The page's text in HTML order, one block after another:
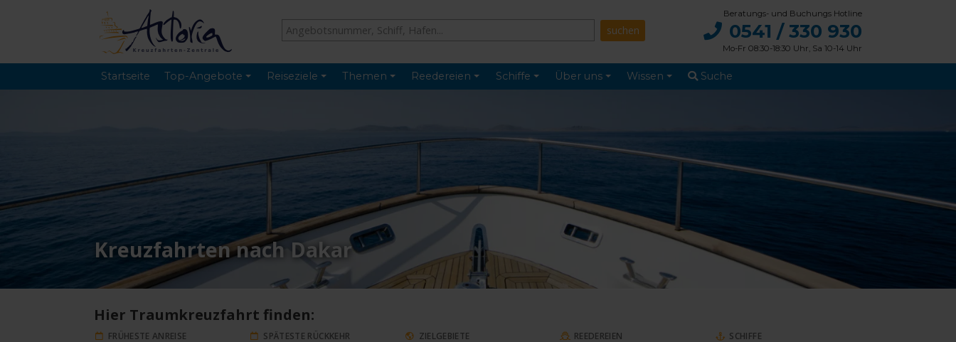
Beratungs- und Buchungs Hotline
0541 / 330 930
Mo-Fr 08:30-18:30 Uhr, Sa 10-14 Uhr
Startseite Top-Angebote Reiseziele Themen Reedereien Schiffe Über uns Wissen Suche
Kreuzfahrten nach Dakar
Hier Traumkreuzfahrt finden:
FRÜHESTE ANREISE SPÄTESTE RÜCKKEHR ZIELGEBIETE REEDEREIEN SCHIFFE